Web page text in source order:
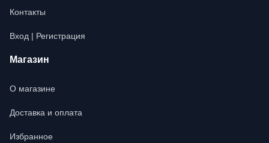
Контакты
Вход | Регистрация
Магазин
О магазине
Доставка и оплата
Избранное